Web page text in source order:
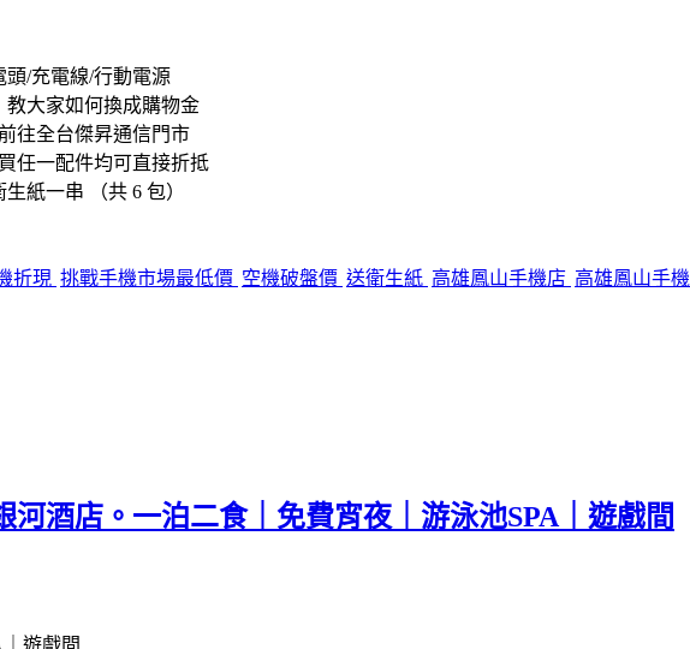
/充電線/行動電源
大家如何換成購物金
往全台傑昇通信門市
任一配件均可直接折抵
紙一串 （共 6 包）
折現 挑戰手機市場最低價 空機破盤價 送衛生紙 高雄鳳山手機店 高雄鳳山手
河酒店。一泊二食｜免費宵夜｜游泳池SPA｜遊戲間